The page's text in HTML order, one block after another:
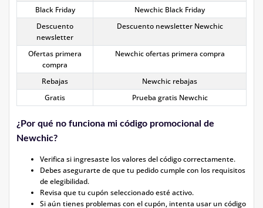
Black Friday
Newchic Black Friday
Descuento
newsletter
Descuento newsletter Newchic
Ofertas primera
compra
Newchic ofertas primera compra
Rebajas
Newchic rebajas
Gratis
Prueba gratis Newchic
¿Por qué no funciona mi código promocional de
Newchic?
Verifica si ingresaste los valores del código correctamente.
Debes asegurarte de que tu pedido cumple con los requisitos
de elegibilidad.
Revisa que tu cupón seleccionado esté activo.
Si aún tienes problemas con el cupón, intenta usar un código